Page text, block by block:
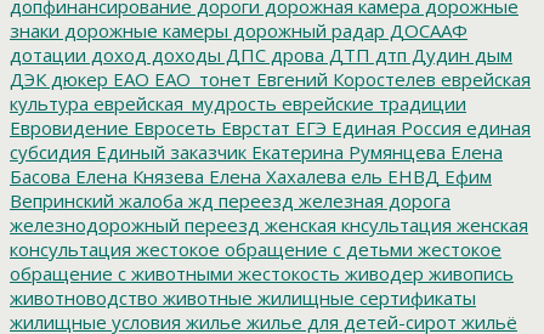
допфинансирование дороги дорожная камера дорожные
знаки дорожные камеры дорожный радар ДОСААФ
дотации доход доходы ДПС дрова ДТП дтп Дудин дым
ДЭК дюкер ЕАО ЕАО_тонет Евгений Коростелев еврейская
культура еврейская_мудрость еврейские традиции
Евровидение Евросеть Еврстат ЕГЭ Единая Россия единая
субсидия Единый заказчик Екатерина Румянцева Елена
Басова Елена Князева Елена Хахалева ель ЕНВД Ефим
Вепринский жалоба жд переезд железная дорога
железнодорожный переезд женская кнсультация женская
консультация жестокое обращение с детьми жестокое
обращение с животными жестокость живодер живопись
животноводство животные жилищные сертификаты
жилищные условия жилье жилье для детей-сирот жильё